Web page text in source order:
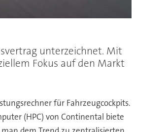
unterzeichnet. Mit
Fokus auf den Markt
für Fahrzeugcockpits.
(HPC) von Continental biete